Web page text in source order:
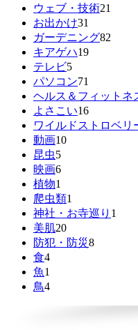
ウェブ・技術21
お出かけ31
ガーデニング82
キアゲハ19
テレビ5
パソコン71
ヘルス＆フィットネ
よさこい16
ワイルドストロベリ
動画10
昆虫5
映画6
植物1
爬虫類1
神社・お寺巡り 1
美肌20
防犯・防災8
食4
魚1
鳥4